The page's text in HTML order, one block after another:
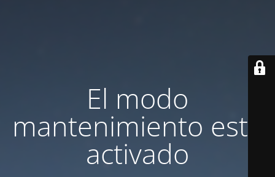
El modo
mantenimiento está
activado